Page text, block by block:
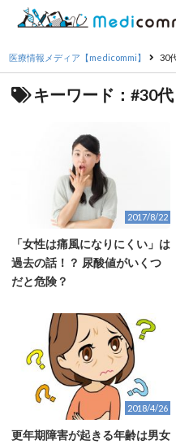
医療情報メディア【medicommi】 30
キーワード：#30
2017/8/22
「女性は痛風になりにくい」は
過去の話！？ 尿酸値がいくつ
だと危険？
2018/4/26
更年期障害が起きる年齢は男女